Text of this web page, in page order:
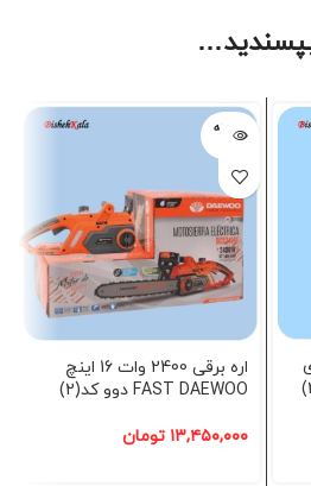
فروخته
شده
اره برقی 2400 وات 16 اینچ
FAST DAEWOO دوو کد(2)
۱۳,۴۵۰,۰۰۰ تومان